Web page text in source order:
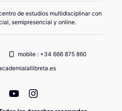
de estudios multidisciplinar con
semipresencial y online.
mobile : +34 666 875 860